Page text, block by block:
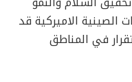
الصينية الاميركية قد
في المناطق